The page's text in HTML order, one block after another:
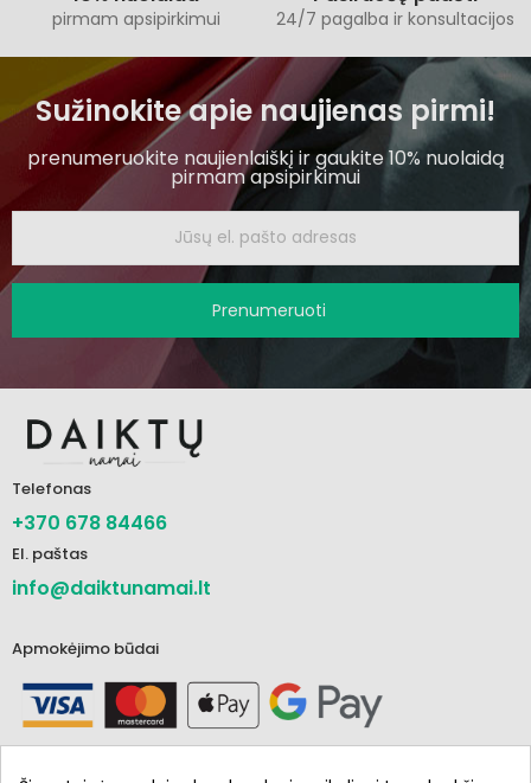
pirmam apsipirkimui 24/7 pagalba ir konsultacijos
Sužinokite apie naujienas pirmi!
prenumeruokite naujienlaiškį ir gaukite 10% nuolaidą
pirmam apsipirkimui
Prenumeruoti
Telefonas
+370 678 84466
El. paštas
info@daiktunamai.lt
Apmokėjimo būdai